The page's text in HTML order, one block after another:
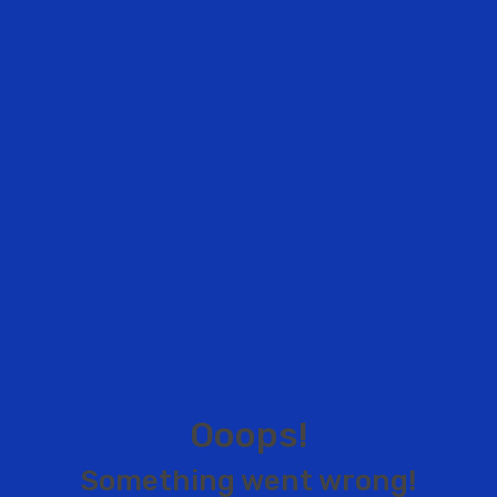
Ooops!
Something went wrong!